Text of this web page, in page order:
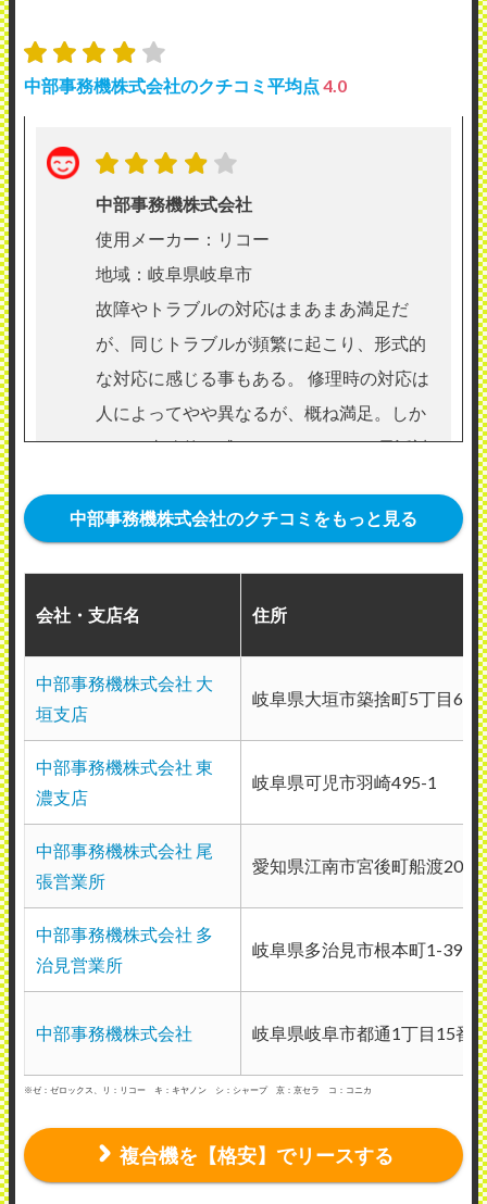
中部事務機株式会社のクチコミ平均点 4.0
中部事務機株式会社
使用メーカー：リコー
地域：岐阜県岐阜市
故障やトラブルの対応はまあまあ満足だ
が、同じトラブルが頻繁に起こり、形式的
な対応に感じる事もある。 修理時の対応は
人によってやや異なるが、概ね満足。しか
しやや事務的に感じることもある。 電話対
（業種：建設業）
2026年5月14日投稿
使用メーカー：リコー
エラーコードが出ると、即座にオフィスの
電話に着信が来る。 更新時は電話での対応
基本訪問はないが、社員が体育会系の会社
のせいか、やたらと声が大きい。 中部事務
（業種：不動産）
2023年4月25日投稿
中部事務機株式会社のクチコミをもっと見る
会社・支店名 住所
中部事務機株式会社 大
垣支店
岐阜県大垣市築捨町5丁目69-
中部事務機株式会社 東
濃支店
岐阜県可児市羽崎495-1
中部事務機株式会社 尾
張営業所
愛知県江南市宮後町船渡20番
中部事務機株式会社 多
治見営業所
岐阜県多治見市根本町1-39-2
中部事務機株式会社 岐阜県岐阜市都通1丁目15番
※ゼ：ゼロックス、リ：リコー キ：キヤノン シ：シャープ 京：京セラ コ：コニカ
複合機を【格安】でリースする